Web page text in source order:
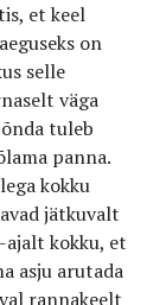
et keel
on
selle
väga
tuleb
panna.
kokku
jätkuvalt
ajalt kokku, et
asju arutada
rannakeelt